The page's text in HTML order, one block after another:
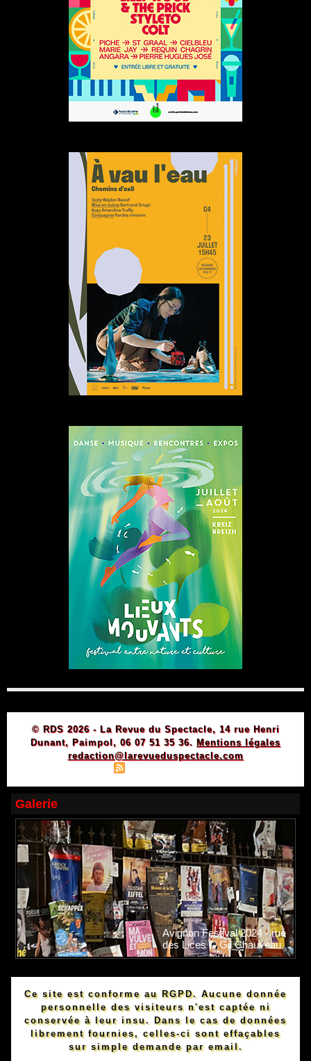
© RDS 2026 - La Revue du Spectacle, 14 rue Henri
Dunant, Paimpol, 06 07 51 35 36. Mentions légales
redaction@larevueduspectacle.com
Galerie
Avignon Festival 2024 - rue
des Lices © Gil Chauveau.
Ce site est conforme au RGPD. Aucune donnée
personnelle des visiteurs n'est captée ni
conservée à leur insu. Dans le cas de données
librement fournies, celles-ci sont effaçables
sur simple demande par email.